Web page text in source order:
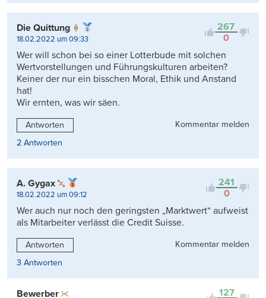
267
0
Die Quittung
18.02.2022 um 09:33
Wer will schon bei so einer Lotterbude mit solchen
Wertvorstellungen und Führungskulturen arbeiten?
Keiner der nur ein bisschen Moral, Ethik und Anstand
hat!
Wir ernten, was wir säen.
Antworten
Kommentar melden
2 Antworten
241
0
A. Gygax
18.02.2022 um 09:12
Wer auch nur noch den geringsten „Marktwert“ aufweist
als Mitarbeiter verlässt die Credit Suisse.
Antworten
Kommentar melden
3 Antworten
127
Bewerber